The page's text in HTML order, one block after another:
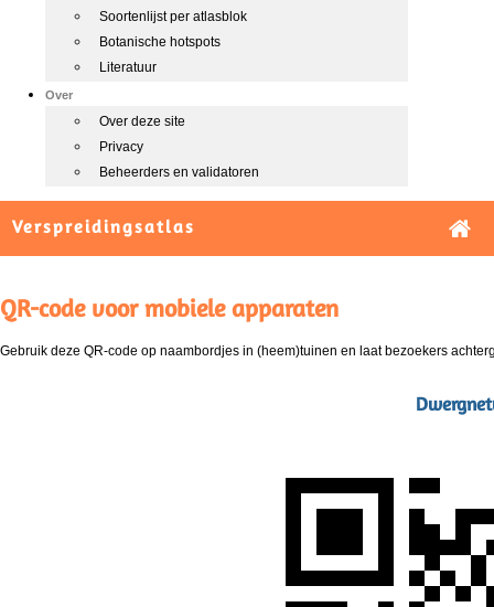
Soortenlijst per atlasblok
Botanische hotspots
Literatuur
Over
Over deze site
Privacy
Beheerders en validatoren
Verspreidingsatlas
QR-code voor mobiele apparaten
Gebruik deze QR-code op naambordjes in (heem)tuinen en laat bezoekers